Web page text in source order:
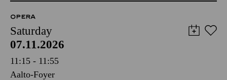
OPERA
Saturday
07.11.2026
11:15 - 11:55
Aalto-Foyer